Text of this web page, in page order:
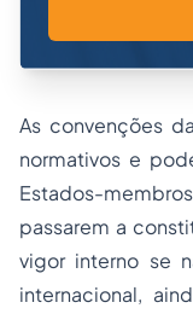
As convenções
normativos e
Estados-
passarem a
vigor interno se
internacional,